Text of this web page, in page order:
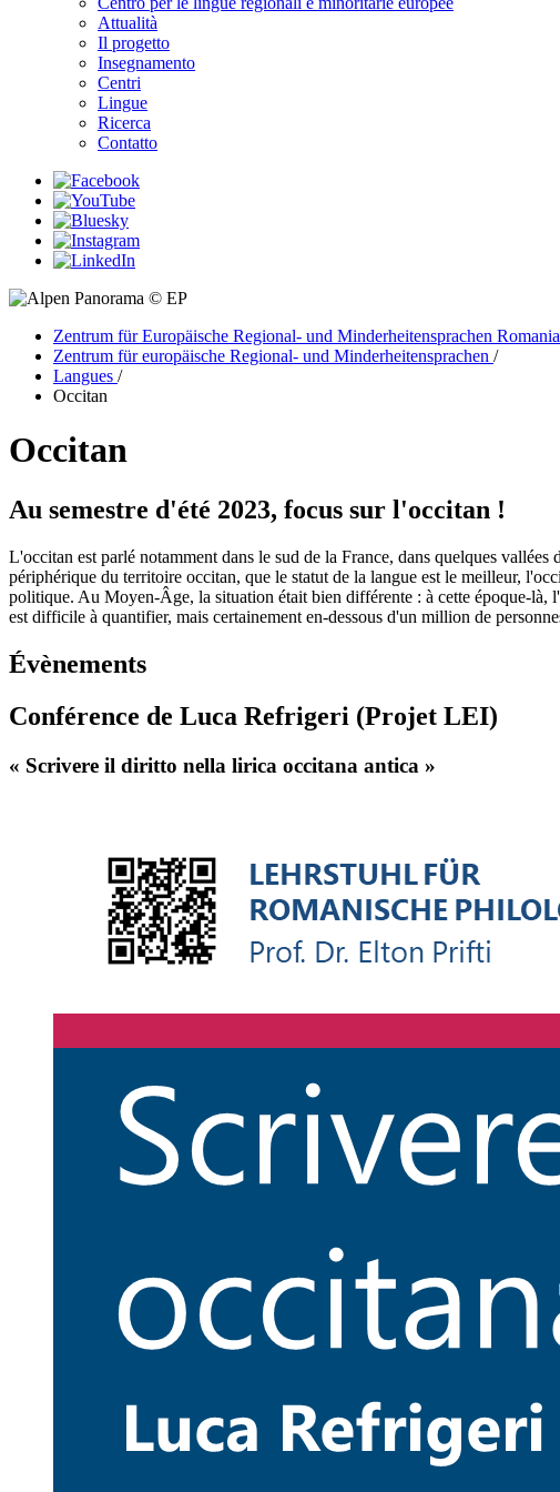
Attualità
Il progetto
Insegnamento
Centri
Lingue
Ricerca
Contatto
© EP
Zentrum für Europäische Regional- und Minderheitensprachen
Zentrum für europäische Regional- und Minderheitensprachen /
Langues /
Occitan
Occitan
Au semestre d'été 2023, focus sur l'occitan !
L'occitan est parlé notamment dans le sud de la France, dans quelques vallées
périphérique du territoire occitan, que le statut de la langue est le meilleur,
politique. Au Moyen-Âge, la situation était bien différente : à cette époque-là,
est difficile à quantifier, mais certainement en-dessous d'un million de
Évènements
Conférence de Luca Refrigeri (Projet LEI)
« Scrivere il diritto nella lirica occitana antica »